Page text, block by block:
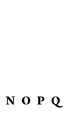
N O P Q